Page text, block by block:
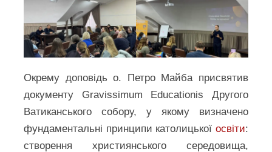
Окрему доповідь о. Петро Майба присвятив
документу Gravissimum Educationis Другого
Ватиканського собору, у якому визначено
фундаментальні принципи католицької освіти:
створення християнського середовища,